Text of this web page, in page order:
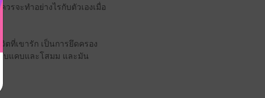
จะทำอย่างไรกับตัวเองเมื่อ
ที่เขารัก เป็นการยึดครอง
บแคบและโสมม และมัน